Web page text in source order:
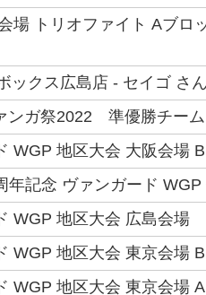
場 トリオファイト Aブ
ックス広島店 - セイゴ さん
ンガ祭2022 準優勝チ
WGP 地区大会 大阪会場
年記念 ヴァンガード
WGP 地区大会 広島会場
WGP 地区大会 東京会場
WGP 地区大会 東京会場